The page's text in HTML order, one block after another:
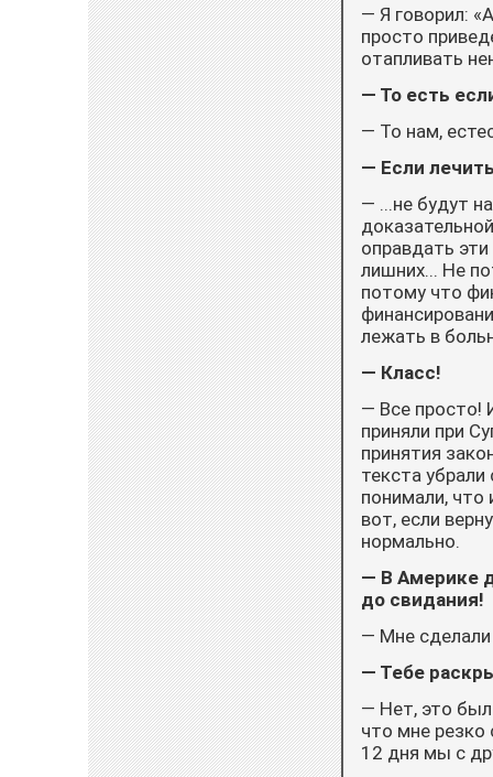
— Я говорил:
просто
отапливать
— То есть
— То нам,
— Если
— ...не будут
оправдать
лишних... Не
потому что
лежать в
— Класс!
— Все просто!
приняли при
принятия
текста
понимали, что
вот, если
нормально.
— В Америке
до свидания!
— Мне
— Тебе
— Нет, это
что мне резко
12 дня мы с